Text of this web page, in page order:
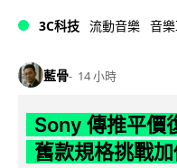
3C科技 流動音樂 音
藍骨 14 小時
Sony 傳推平
舊款規格挑戰加